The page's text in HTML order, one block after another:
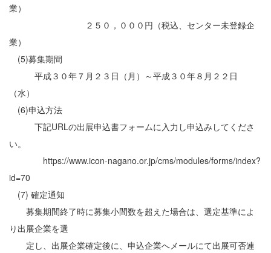
業）
２５０，０００円（税込、センター未登録企
業）
(5)募集期間
平成３０年７月２３日（月）～平成３０年８月２２日
（水）
(6)申込方法
下記URLの出展申込書フォームに入力し申込みしてくださ
い。
https://www.icon-nagano.or.jp/cms/modules/forms/index?
id=70
(7) 確定通知
募集期間終了時に募集小間数を超えた場合は、選定基準によ
り出展企業を選
定し、出展企業確定後に、申込企業へメールにて出展可否連